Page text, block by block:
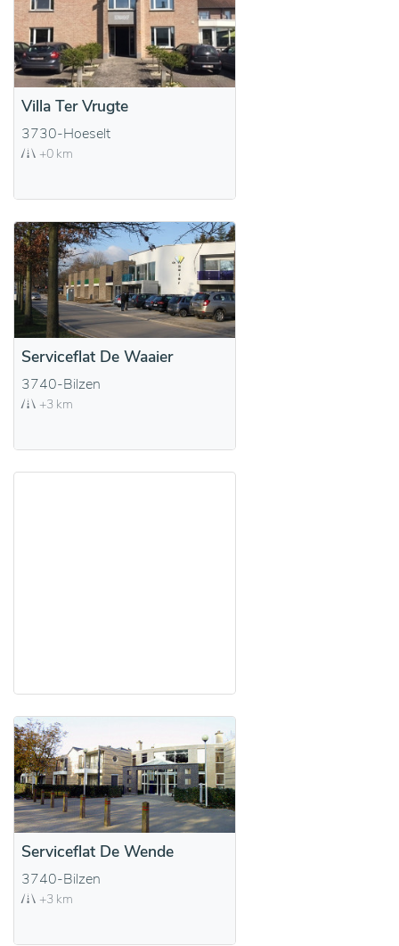
Villa Ter Vrugte
3730-Hoeselt
+0 km
Serviceflat De Waaier
3740-Bilzen
+3 km
Serviceflat De Wende
3740-Bilzen
+3 km